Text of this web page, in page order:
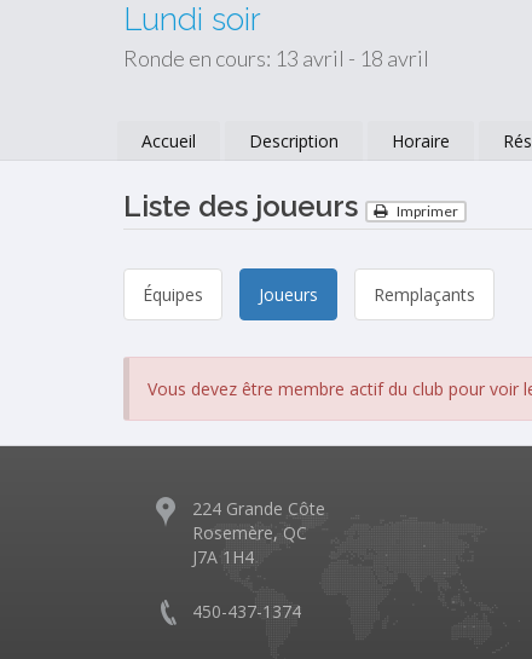
Lundi soir
Ronde en cours: 13 avril - 18 avril
Accueil Description Horaire
Liste des joueurs Imprimer
Équipes Joueurs Remplaçants
Vous devez être membre actif du club pour voir
224 Grande Côte
Rosemère, QC
J7A 1H4
450-437-1374